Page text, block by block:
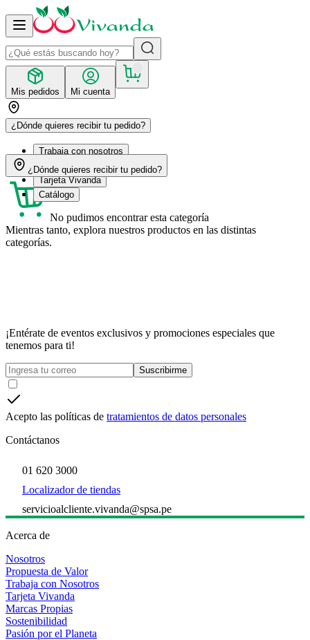
Mis pedidos Mi cuenta
¿Dónde quieres recibir tu pedido?
Trabaja con nosotros
Recetas
Tarjeta Vivanda
Catálogo
¿Dónde quieres recibir tu pedido?
No pudimos encontrar esta categoría
Mientras tanto, explora nuestros productos en las distintas
categorías.
¡Entérate de eventos exclusivos y promociones especiales que
tenemos para ti!
Suscribirme
Acepto las políticas de tratamientos de datos personales
Contáctanos
01 620 3000
Localizador de tiendas
servicioalcliente.vivanda@spsa.pe
Acerca de
Nosotros
Propuesta de Valor
Trabaja con Nosotros
Tarjeta Vivanda
Marcas Propias
Sostenibilidad
Pasión por el Planeta